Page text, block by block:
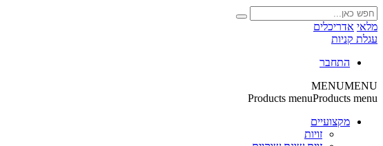
מלאי אדריכלים
עגלת קניות
התחבר
MENUMENU
Products menuProducts menu
מקצועיים
זויות